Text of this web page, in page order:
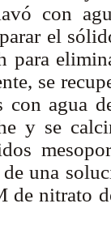
con
el
para
se
con agua
y se
una
de nitrato